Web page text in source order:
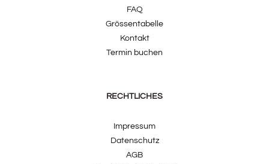
FAQ
Grössentabelle
Kontakt
Termin buchen
RECHTLICHES
Impressum
Datenschutz
AGB